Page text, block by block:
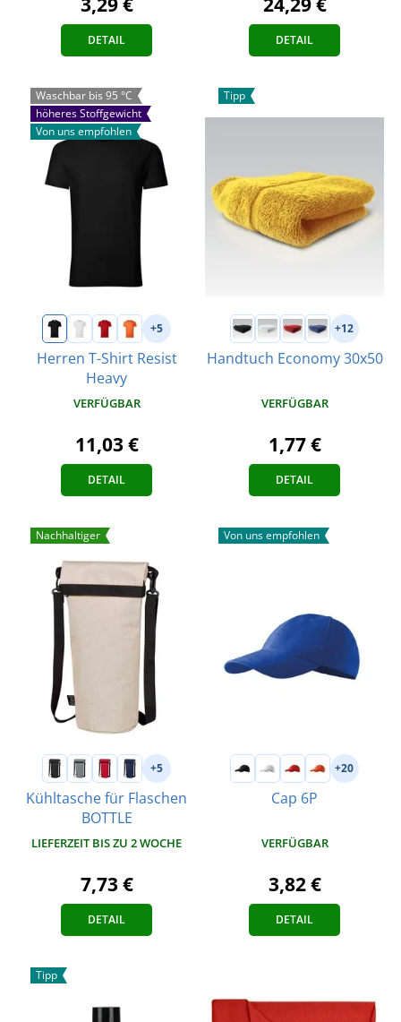
DETAIL DETAIL
Waschbar bis 95 °C
höheres Stoffgewicht
Von uns empfohlen
+5
Herren T-Shirt Resist
Heavy
VERFÜGBAR
11,03 €
DETAIL
Tipp
+12
Handtuch Economy 30x50
VERFÜGBAR
1,77 €
DETAIL
Nachhaltiger
+5
Kühltasche für Flaschen
BOTTLE
LIEFERZEIT BIS ZU 2 WOCHE
7,73 €
DETAIL
Von uns empfohlen
+20
Cap 6P
VERFÜGBAR
3,82 €
DETAIL
Tipp